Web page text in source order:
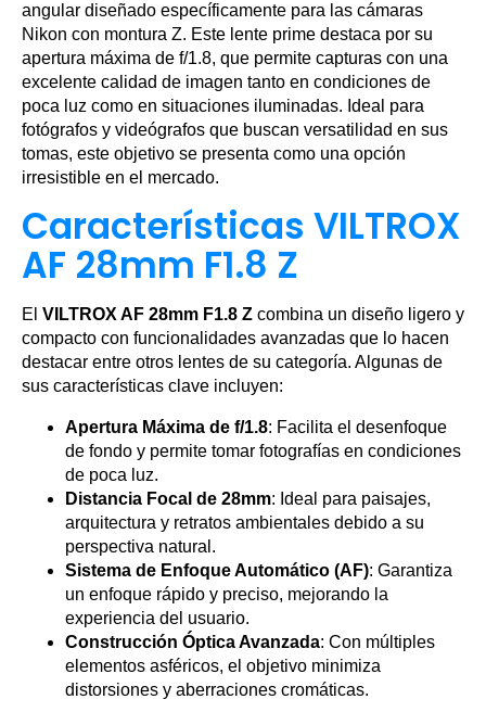
angular diseñado específicamente para las cámaras
Nikon con montura Z. Este lente prime destaca por su
apertura máxima de f/1.8, que permite capturas con una
excelente calidad de imagen tanto en condiciones de
poca luz como en situaciones iluminadas. Ideal para
fotógrafos y videógrafos que buscan versatilidad en sus
tomas, este objetivo se presenta como una opción
irresistible en el mercado.
Características VILTROX
AF 28mm F1.8 Z
El VILTROX AF 28mm F1.8 Z combina un diseño ligero y
compacto con funcionalidades avanzadas que lo hacen
destacar entre otros lentes de su categoría. Algunas de
sus características clave incluyen:
Apertura Máxima de f/1.8: Facilita el desenfoque
de fondo y permite tomar fotografías en condiciones
de poca luz.
Distancia Focal de 28mm: Ideal para paisajes,
arquitectura y retratos ambientales debido a su
perspectiva natural.
Sistema de Enfoque Automático (AF): Garantiza
un enfoque rápido y preciso, mejorando la
experiencia del usuario.
Construcción Óptica Avanzada: Con múltiples
elementos asféricos, el objetivo minimiza
distorsiones y aberraciones cromáticas.